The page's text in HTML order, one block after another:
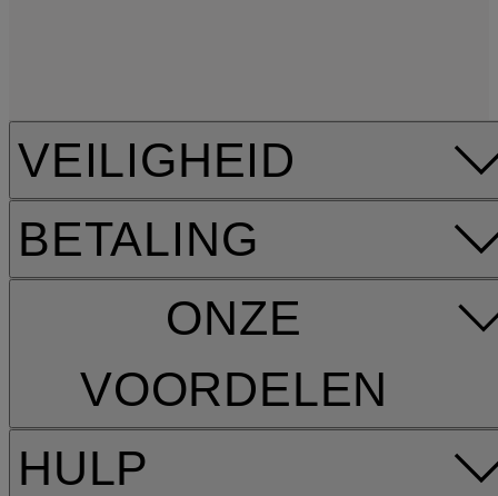
HULP
VEILIGHEID
BETALING
ONZE
VOORDELEN